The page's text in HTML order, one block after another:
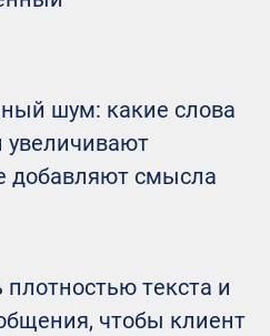
шум: какие слова
увеличивают
добавляют смысла
плотностью текста и
чтобы клиент